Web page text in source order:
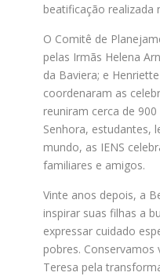
beatificação realizada
O Comitê de
pelas Irmãs Helena
da Baviera; e
coordenaram as
reuniram cerca de
Senhora, estudantes,
mundo, as IENS
familiares e amigos.
Vinte anos depois, a
inspirar suas filhas a
expressar cuidado
pobres.
Teresa pela